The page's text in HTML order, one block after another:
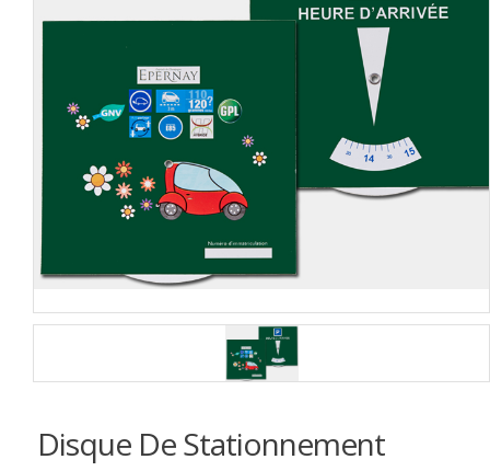
Disque De Stationnement